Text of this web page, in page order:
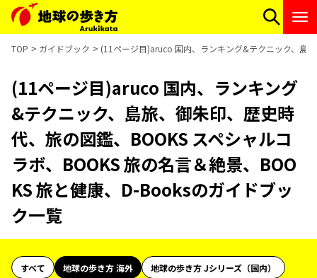
TOP ガイドブック (11ページ目)aruco 国内、ランキング&テクニック、島
(11ページ目)aruco 国内、ランキング
&テクニック、島旅、御朱印、歴史時
代、旅の図鑑、BOOKS スペシャルコ
ラボ、BOOKS 旅の名言＆絶景、BOO
KS 旅と健康、D-Booksのガイドブッ
ク一覧
すべて 地球の歩き方 海外
地球の歩き方 Jシリーズ（国内）